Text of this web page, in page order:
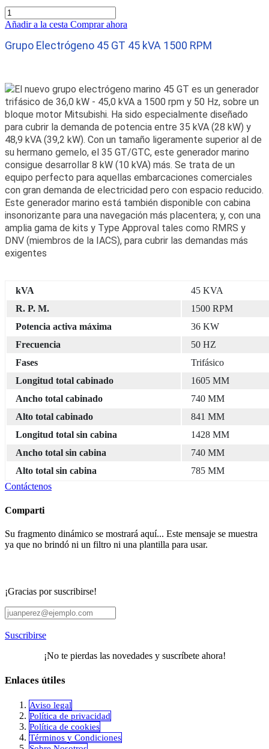
Añadir a la cesta Comprar ahora
Grupo Electrógeno 45 GT 45 kVA 1500 RPM
El nuevo grupo electrógeno marino 45 GT es un generador
trifásico de 36,0 kW - 45,0 kVA a 1500 rpm y 50 Hz, sobre un
bloque motor Mitsubishi. Ha sido especialmente diseñado
para cubrir la demanda de potencia entre 35 kVA (28 kW) y
48,9 kVA (39,2 kW). Con un tamaño ligeramente superior al de
su hermano gemelo, el 35 GT/GTC, este generador marino
consigue desarrollar 8 kW (10 kVA) más. Se trata de un
equipo perfecto para aquellas embarcaciones comerciales
con gran demanda de electricidad pero con espacio reducido.
Este generador marino está también disponible con cabina
insonorizante para una navegación más placentera; y, con una
amplia gama de kits y Type Approval tales como RMRS y
DNV (miembros de la IACS), para cubrir las demandas más
exigentes
kVA
45 KVA
R. P. M.
1500 RPM
Potencia activa máxima
36 KW
Frecuencia
50 HZ
Fases
Trifásico
Longitud total cabinado
1605 MM
Ancho total cabinado
740 MM
Alto total cabinado
841 MM
Longitud total sin cabina
1428 MM
Ancho total sin cabina
740 MM
Alto total sin cabina
785 MM
Contáctenos
Comparti
Su fragmento dinámico se mostrará aquí... Este mensaje se muestra
ya que no brindó ni un filtro ni una plantilla para usar.
¡Gracias por suscribirse!
Suscribirse
¡No te pierdas las novedades y suscríbete ahora!
Enlaces útiles
Aviso legal
Política de privacidad
​Política de cookies
Términos y Condiciones